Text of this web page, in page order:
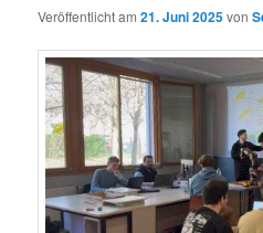
Veröffentlicht am21. Juni 2025von